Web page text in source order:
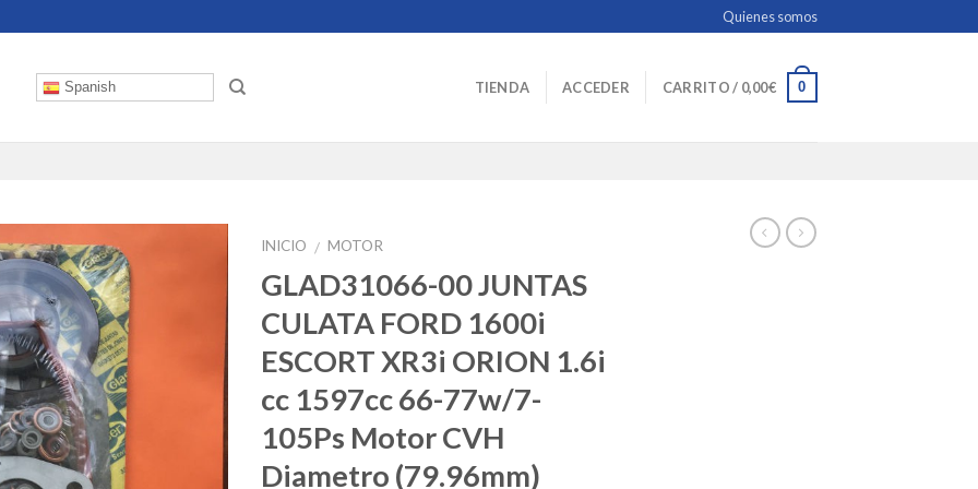
Quienes somos
Spanish TIENDA ACCEDER CARRITO / 0,00€ 0
INICIO / MOTOR
GLAD31066-00 JUNTAS
CULATA FORD 1600i
ESCORT XR3i ORION 1.6i
cc 1597cc 66-77w/7-
105Ps Motor CVH
Diametro (79.96mm)